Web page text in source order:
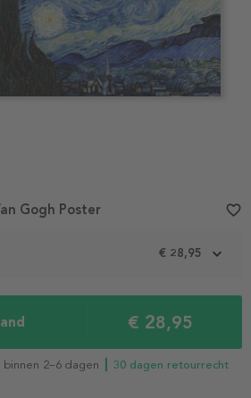
€ 28,95
€ 28,95
binnen 2–6 dagen ┃ 30 dagen retourrecht
Gogh Poster favorite_border